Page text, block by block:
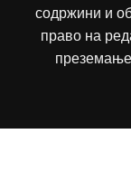
содржини и
право на